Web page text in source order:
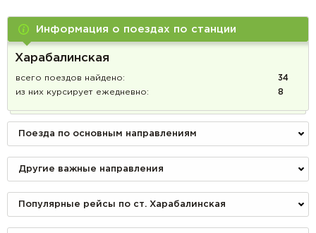
Информация о поездах по станции
Харабалинская
всего поездов найдено:
34
из них курсирует ежедневно:
8
Поезда по основным направлениям
Другие важные направления
Популярные рейсы по ст. Харабалинская